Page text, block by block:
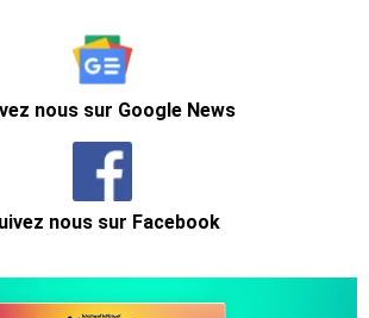
nous sur Google News
nous sur Facebook